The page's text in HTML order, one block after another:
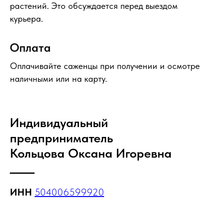
растений. Это обсуждается перед выездом
курьера.
Оплата
Оплачивайте саженцы при получении и осмотре
наличными или на карту.
Индивидуальный
предприниматель
Кольцова Оксана Игоревна
ИНН 504006599920